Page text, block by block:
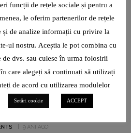
9 ANI AGO
PRIN SUNET” ÎN ACORDURI
PIAN
CITEȘTE ARTICOL
SHARE
9 ANI AGO
funcții de rețele sociale și pentru a
le oferim partenerilor de rețele
și de analize informații cu privire la
ul nostru. Aceștia le pot combina cu
dvs. sau culese în urma folosirii
care alegeți să continuați să utilizați
de acord cu utilizarea modulelor
Setări cookie ACCEPT